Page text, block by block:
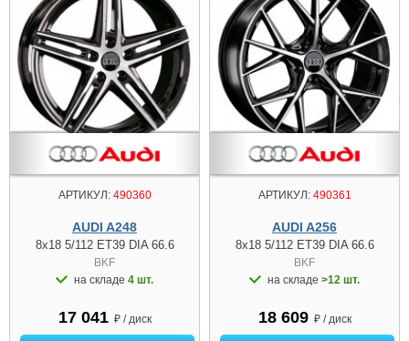
АРТИКУЛ:490360
AUDI A248
8x18 5/112 ET39 DIA 66.6
BKF
на складе 4 шт.
17 041 ₽ / диск
АРТИКУЛ:490361
AUDI A256
8x18 5/112 ET39 DIA 66.6
BKF
на складе >12 шт.
18 609 ₽ / диск